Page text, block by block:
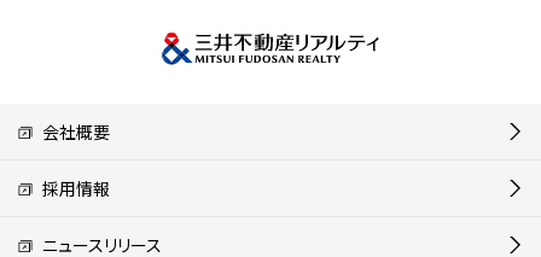
会社概要
採用情報
ニュースリリース